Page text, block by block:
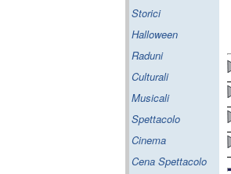
Storici
Halloween
Raduni
Culturali
Musicali
Spettacolo
Cinema
Cena Spettacolo